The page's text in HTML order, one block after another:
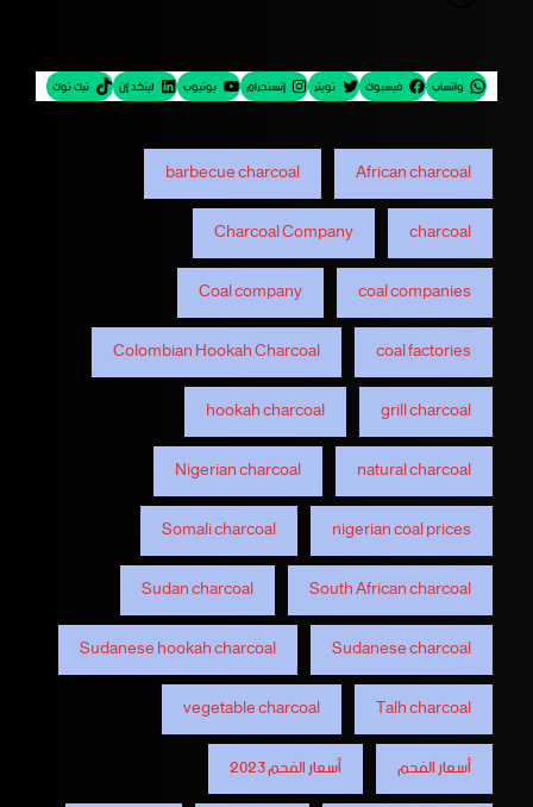
واتساب فيسبوك تويتر إنستجرام يوتيوب لينكد إن تيك توك
African charcoal
barbecue charcoal
charcoal
Charcoal Company
coal companies
Coal company
coal factories
Colombian Hookah Charcoal
grill charcoal
hookah charcoal
natural charcoal
Nigerian charcoal
nigerian coal prices
Somali charcoal
South African charcoal
Sudan charcoal
Sudanese charcoal
Sudanese hookah charcoal
Talh charcoal
vegetable charcoal
أسعار الفحم
أسعار الفحم 2023